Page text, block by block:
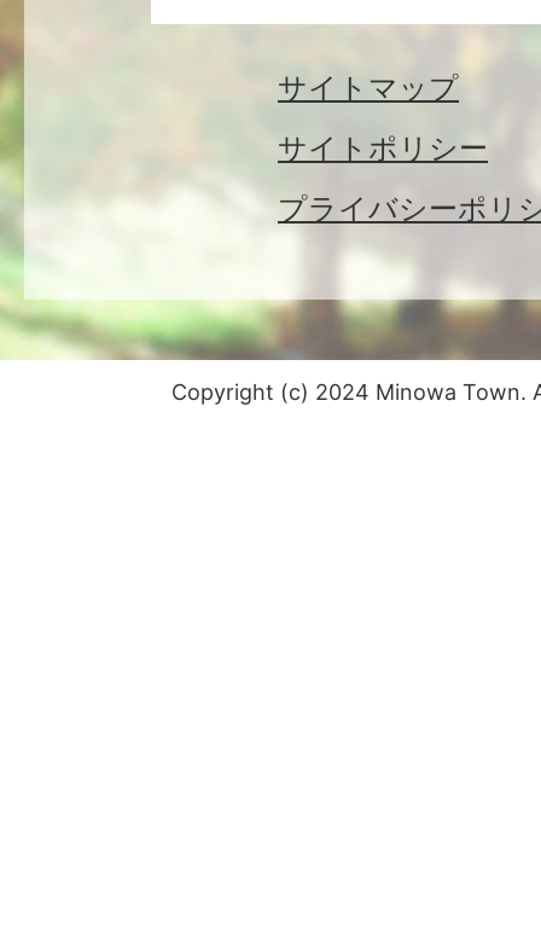
サイトマップ
サイトポリシー
プライバシーポリ
Copyright (c) 2024 Minowa Town.